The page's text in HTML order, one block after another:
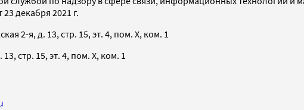
декабря 2021 г.
2-я, д. 13, стр. 15, эт. 4, пом. X, ком. 1
стр. 15, эт. 4, пом. X, ком. 1